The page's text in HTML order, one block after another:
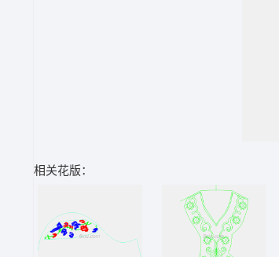
相关花版：